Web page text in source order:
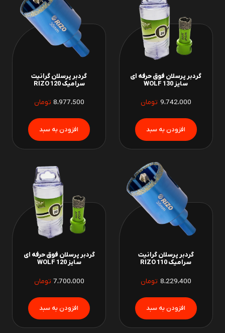
گردبر پرسلان فوق حرفه ای
سایز 130 WOLF
9،742،000 تومان
گردبر پرسلان گرانیت
سرامیک 120 RIZO
8،977،500 تومان
گردبر پرسلان گرانیت
سرامیک 110 RIZO
8،229،400 تومان
گردبر پرسلان فوق حرفه ای
سایز 120 WOLF
7،700،000 تومان